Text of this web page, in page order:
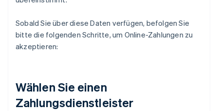
Sobald Sie über diese Daten verfügen, befolgen Sie
bitte die folgenden Schritte, um Online-Zahlungen zu
akzeptieren:
Wählen Sie einen
Zahlungsdienstleister